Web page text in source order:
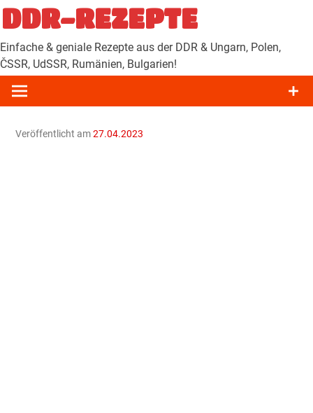
Zum
Inhalt
springen
DDR-REZEPTE
Einfache & geniale Rezepte aus der DDR & Ungarn, Polen,
ČSSR, UdSSR, Rumänien, Bulgarien!
Veröffentlicht am27.04.2023